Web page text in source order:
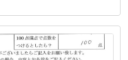
いします。